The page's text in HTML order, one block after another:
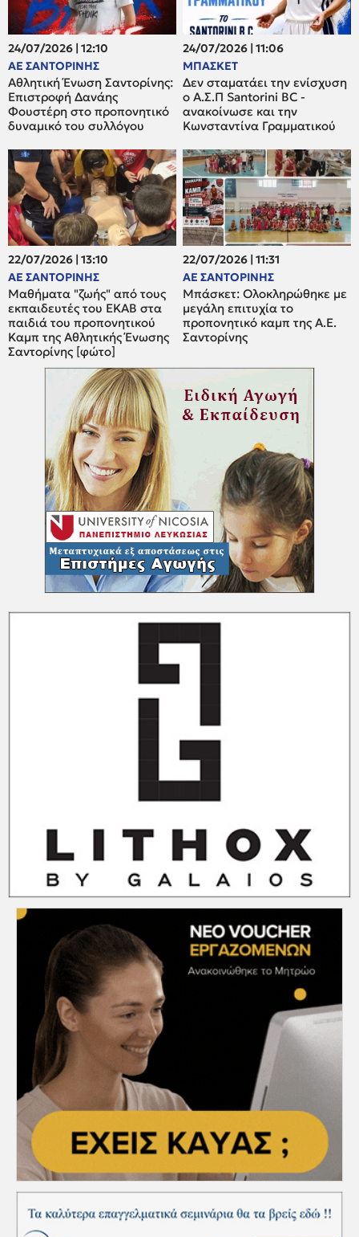
24/07/2026 | 12:10
ΑΕ ΣΑΝΤΟΡΙΝΗΣ
Αθλητική Ένωση Σαντορίνης:
Επιστροφή Δανάης
Φουστέρη στο προπονητικό
δυναμικό του συλλόγου
24/07/2026 | 11:06
ΜΠΑΣΚΕΤ
Δεν σταματάει την ενίσχυση
ο A.Σ.Π Santorini BC -
ανακοίνωσε και την
Κωνσταντίνα Γραμματικού
22/07/2026 | 13:10
ΑΕ ΣΑΝΤΟΡΙΝΗΣ
Μαθήματα "ζωής" από τους
εκπαιδευτές του ΕΚΑΒ στα
παιδιά του προπονητικού
Καμπ της Αθλητικής Ένωσης
Σαντορίνης [φώτο]
22/07/2026 | 11:31
ΑΕ ΣΑΝΤΟΡΙΝΗΣ
Μπάσκετ: Oλοκληρώθηκε με
μεγάλη επιτυχία το
προπονητικό καμπ της Α.Ε.
Σαντορίνης